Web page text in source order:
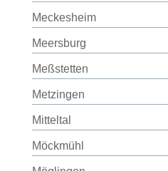
Meckesheim
Meersburg
Meßstetten
Metzingen
Mitteltal
Möckmühl